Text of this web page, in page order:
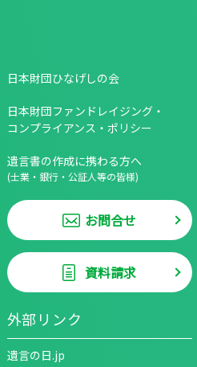
日本財団ひなげしの会
日本財団ファンドレイジング・
コンプライアンス・ポリシー
遺言書の作成に携わる方へ
(士業・銀行・公証人等の皆様)
お問合せ
資料請求
外部リンク
遺言の日.jp